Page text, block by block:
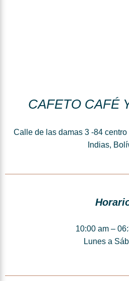
CAFETO CAFÉ
Calle de las damas 3 -84
Indias,
10:00 am –
Lunes a